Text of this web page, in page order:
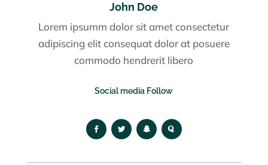
John Doe
Lorem ipsumm dolor sit amet consectetur
adipiscing elit consequat dolor at posuere
commodo hendrerit libero
Social media Follow